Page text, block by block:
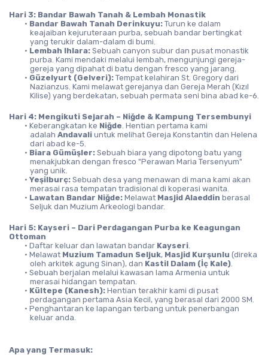
Hari 3: Bandar Bawah Tanah & Lembah Monastik
Bandar Bawah Tanah Derinkuyu: Turun ke dalam
keajaiban kejuruteraan purba, sebuah bandar bertingkat
yang terukir dalam-dalam di bumi.
Lembah Ihlara: Sebuah canyon subur dan pusat monastik
purba. Kami mendaki melalui lembah, mengunjungi gereja-
gereja yang dipahat di batu dengan fresco yang jarang.
Güzelyurt (Gelveri): Tempat kelahiran St. Gregory dari
Nazianzus. Kami melawat gerejanya dan Gereja Merah (Kızıl
Kilise) yang berdekatan, sebuah permata seni bina abad ke-6.
Hari 4: Mengikuti Sejarah – Niğde & Kampung Tersembunyi
Keberangkatan ke Niğde. Hentian pertama kami
adalah Andavali untuk melihat Gereja Konstantin dan Helena
dari abad ke-5.
Biara Gümüşler: Sebuah biara yang dipotong batu yang
menakjubkan dengan fresco "Perawan Maria Tersenyum"
yang unik.
Yeşilburç: Sebuah desa yang menawan di mana kami akan
merasai rasa tempatan tradisional di koperasi wanita.
Lawatan Bandar Niğde: Melawat Masjid Alaeddin berasal
Seljuk dan Muzium Arkeologi bandar.
Hari 5: Kayseri – Dari Perdagangan Purba ke Keagungan
Ottoman
Daftar keluar dan lawatan bandar Kayseri.
Melawat Muzium Tamadun Seljuk, Masjid Kurşunlu (direka
oleh arkitek agung Sinan), dan Kastil Dalam (İç Kale).
Sebuah berjalan melalui kawasan lama Armenia untuk
merasai hidangan tempatan.
Kültepe (Kanesh): Hentian terakhir kami di pusat
perdagangan pertama Asia Kecil, yang berasal dari 2000 SM.
Penghantaran ke lapangan terbang untuk penerbangan
keluar anda.
Apa yang Termasuk: